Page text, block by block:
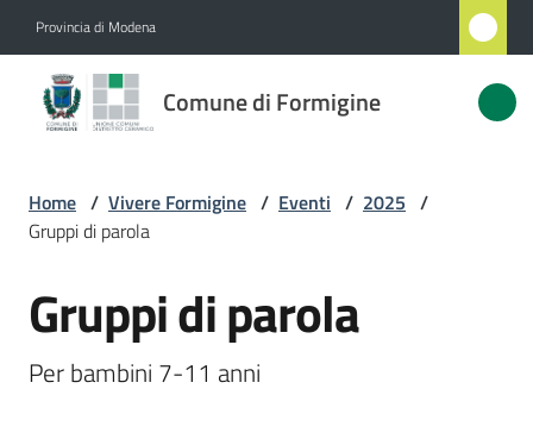
Provincia di Modena
Comune di Formigine
Comune
di
Novità
Servizi
Home / Vivere Formigine / Eventi / 2025 /
Gruppi di parola
Salta al contenuto
Gruppi di parola
Per bambini 7-11 anni